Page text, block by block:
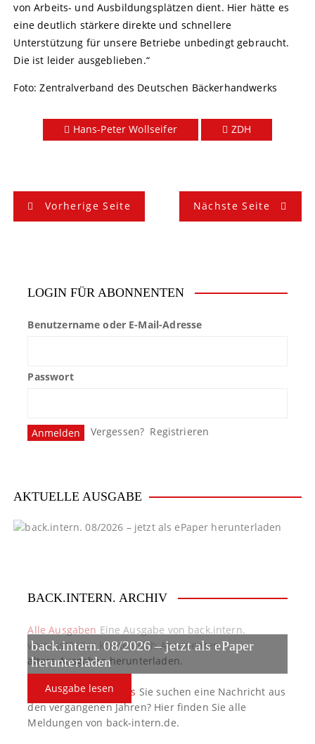
von Arbeits- und Ausbildungsplätzen dient. Hier hätte es
eine deutlich stärkere direkte und schnellere
Unterstützung für unsere Betriebe unbedingt gebraucht.
Die ist leider ausgeblieben.“
Foto: Zentralverband des Deutschen Bäckerhandwerks
Hans-Peter Wollseifer ZDH
i
g
Vorherige Seite Nächste Seite
LOGIN FÜR ABONNENTEN
Benutzername oder E-Mail-Adresse
Passwort
Vergessen? Registrieren
AKTUELLE AUSGABE
back.intern. 08/2026 – jetzt als ePaper
herunterladen
Ausgabe lesen
BACK.INTERN. ARCHIV
Alle Ausgaben Eine Ausgabe von back.intern.
verpasst? Hier können sich Abonnenten
ältere Ausgaben herunterladen.
back.intern. Top-News Sie suchen eine Nachricht aus
den vergangenen Jahren? Hier finden Sie alle
Meldungen von back-intern.de.